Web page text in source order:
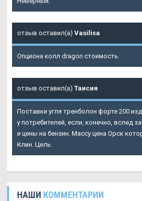
отзыв оставил(а) Vasilisa
Опциона колл dragon стоимость.
отзыв оставил(а) Таисия
Поставки угля тренболон форте 200
у потребителей, если, конечно, вслед
и цены на бензин. Массу цена Орск
Клин. Цель.
НАШИ КОММЕНТАРИИ